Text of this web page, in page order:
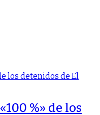
%» de los